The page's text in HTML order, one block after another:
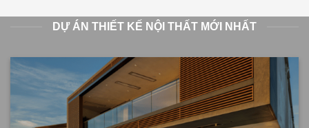
DỰ ÁN THIẾT KẾ NỘI THẤT MỚI NHẤT